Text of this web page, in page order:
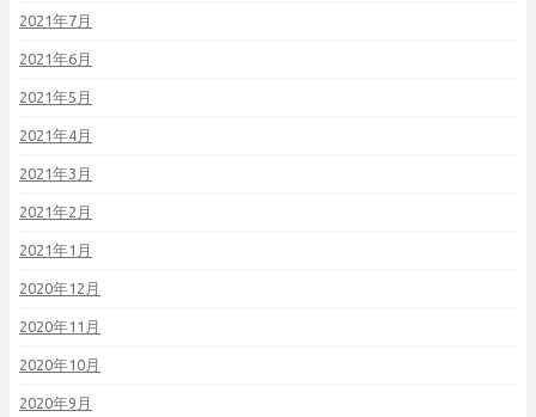
2021年7月
2021年6月
2021年5月
2021年4月
2021年3月
2021年2月
2021年1月
2020年12月
2020年11月
2020年10月
2020年9月